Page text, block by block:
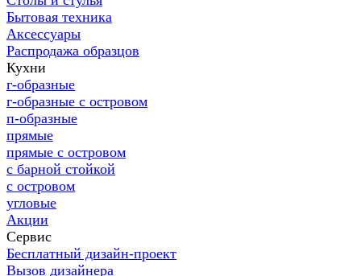
Бытовая техника
Аксессуары
Распродажа образцов
Кухни
г-образные
г-образные с островом
п-образные
прямые
прямые с островом
с барной стойкой
с островом
угловые
Акции
Сервис
Бесплатный дизайн-проект
Вызов дизайнера